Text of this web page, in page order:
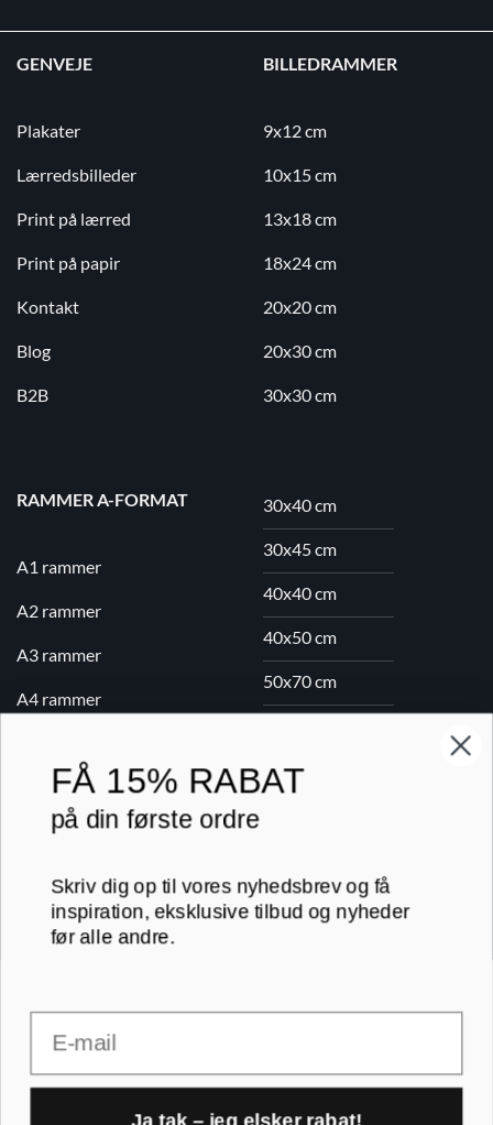
GENVEJE
Plakater
Lærredsbilleder
Print på lærred
Print på papir
Kontakt
Blog
B2B
BILLEDRAMMER
9x12 cm
10x15 cm
13x18 cm
18x24 cm
20x20 cm
20x30 cm
30x30 cm
RAMMER A-FORMAT
A1 rammer
A2 rammer
A3 rammer
A4 rammer
30x40 cm
30x45 cm
40x40 cm
40x50 cm
50x70 cm
70x100 cm
Printogrammer.dk · Navervej 21 · 8382 Hinnerup · CVR 40736166 ·
Handelsbetingelser· Privatlivspolitik·Sitemap
© 2026 Printogrammer.dk
FÅ 15% RABAT
på din første ordre
Skriv dig op til vores nyhedsbrev og få
inspiration, eksklusive tilbud og nyheder
før alle andre.